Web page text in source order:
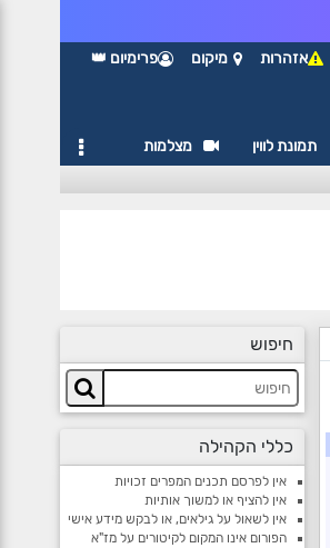
אזהרות מיקום פרימיום 👑
תמונת לווין מצלמות
חיפוש
כללי הקהילה
אין לפרסם תכנים המפרים זכויות
אין להציף או למשוך אותיות
אין לשאול על גילאים, או לבקש מידע אישי
הפורום אינו המקום לקיטורים על מז"א